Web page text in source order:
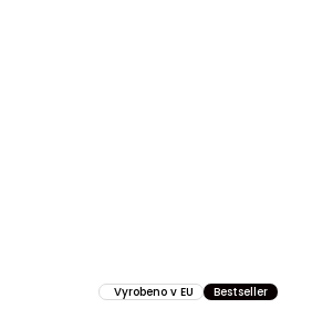
Vyrobeno v EU Bestseller